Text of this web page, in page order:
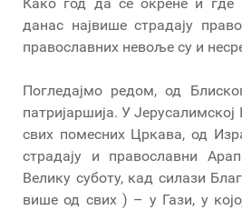
данас највише страдају
православних невоље су и
Погледајмо редом, од
патријаршија. У Јерусалимској
свих помесних Цркава, од
страдају и православни
Велику суботу, кад силази
више од свих ) – у Гази, у